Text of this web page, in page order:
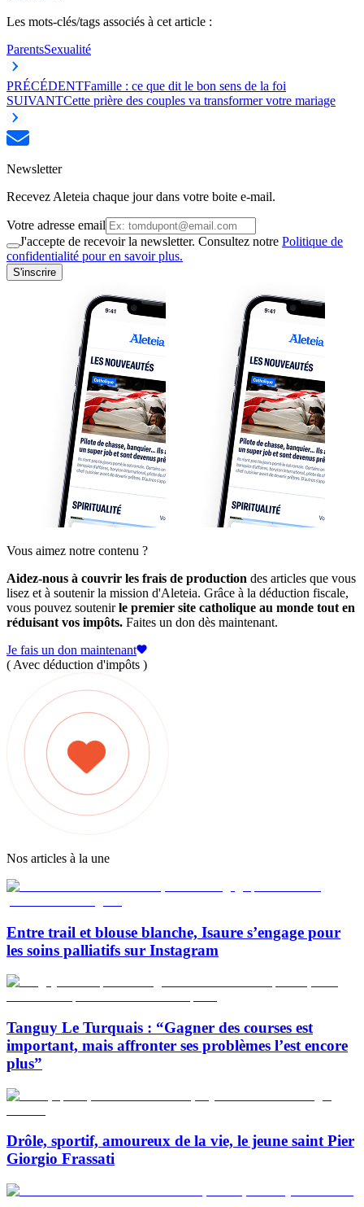
Les mots-clés/tags associés à cet article :
ParentsSexualité
PRÉCÉDENTFamille : ce que dit le bon sens de la foi
SUIVANTCette prière des couples va transformer votre mariage
Newsletter
Recevez Aleteia chaque jour dans votre boite e-mail.
Votre adresse email
J'accepte de recevoir la newsletter. Consultez notre Politique de
confidentialité pour en savoir plus.
S'inscrire
Vous aimez notre contenu ?
Aidez-nous à couvrir les frais de production des articles que vous
lisez et à soutenir la mission d'Aleteia. Grâce à la déduction fiscale,
vous pouvez soutenirle premier site catholique au monde tout en
réduisant vos impôts. Faites un don dès maintenant.
Je fais un don maintenant
( Avec déduction d'impôts )
Nos articles à la une
Entre trail et blouse blanche, Isaure s’engage pour
les soins palliatifs sur Instagram
Tanguy Le Turquais : “Gagner des courses est
important, mais affronter ses problèmes l’est encore
plus”
Drôle, sportif, amoureux de la vie, le jeune saint Pier
Giorgio Frassati